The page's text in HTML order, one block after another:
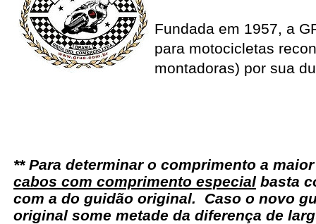
Fundada em 1957, a
para motocicletas
montadoras) por sua
** Para determinar o comprimento a
cabos com comprimento especial basta
com a do guidão original. Caso o novo
original some metade da diferença de